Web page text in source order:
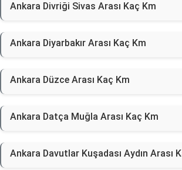
Ankara Divriği Sivas Arası Kaç Km
Ankara Diyarbakır Arası Kaç Km
Ankara Düzce Arası Kaç Km
Ankara Datça Muğla Arası Kaç Km
Ankara Davutlar Kuşadası Aydın Arası